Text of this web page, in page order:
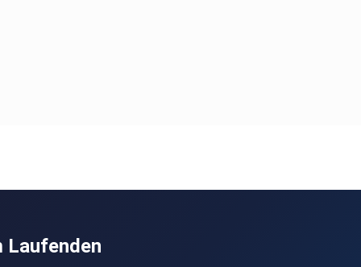
Laufenden